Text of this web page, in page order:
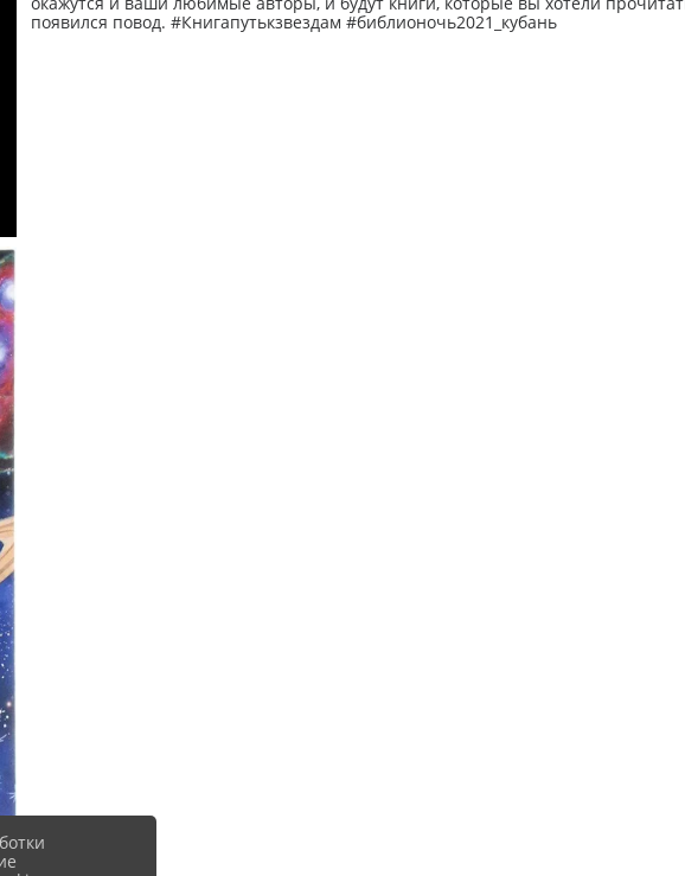
появился повод. #Книгапутькзвездам #библионочь2021_кубань